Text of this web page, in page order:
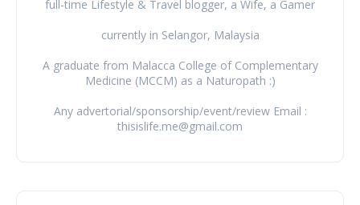
full-time Lifestyle & Travel blogger, a Wife, a Gamer
currently in Selangor, Malaysia
A graduate from Malacca College of Complementary
Medicine (MCCM) as a Naturopath :)
Any advertorial/sponsorship/event/review Email :
thisislife.me@gmail.com